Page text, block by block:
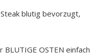
blutig bevorzugt,
OSTEN einfach